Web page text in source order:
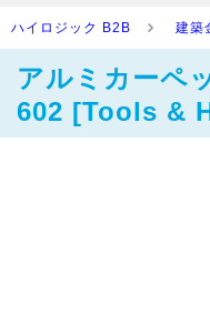
ハイロジック B2B 建築
アルミカーペ
602 [Tools &